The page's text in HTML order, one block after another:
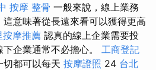
按摩 整骨 一般來說，線上業務
意味著從長遠來看可以獲得更高
按摩推薦 認真的線上企業需要投
企業通常不必擔心。 工商登記
都可以每天 按摩證照 24 台北